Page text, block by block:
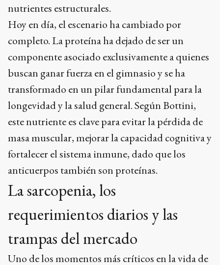
nutrientes estructurales.
Hoy en día, el escenario ha cambiado por
completo. La proteína ha dejado de ser un
componente asociado exclusivamente a quienes
buscan ganar fuerza en el gimnasio y se ha
transformado en un pilar fundamental para la
longevidad y la salud general. Según Bottini,
este nutriente es clave para evitar la pérdida de
masa muscular, mejorar la capacidad cognitiva y
fortalecer el sistema inmune, dado que los
anticuerpos también son proteínas.
La sarcopenia, los
requerimientos diarios y las
trampas del mercado
Uno de los momentos más críticos en la vida de